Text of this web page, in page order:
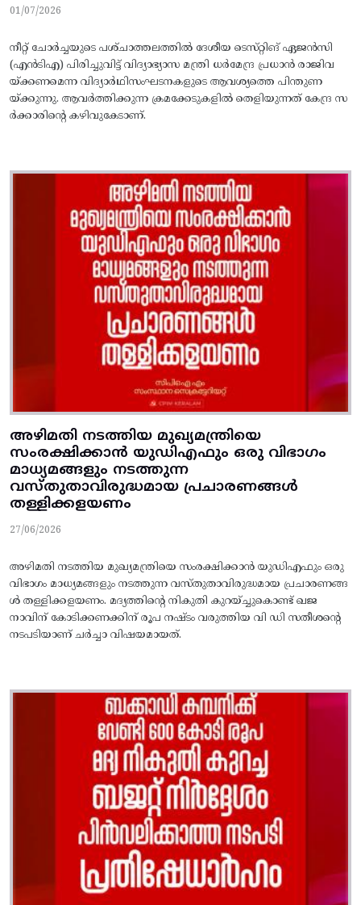
01/07/2026
നീറ്റ്‌ ചോർച്ചയുടെ പശ്‌ചാത്തലത്തിൽ ദേശീയ ടെസ്‌റ്റിങ്‌ ഏജൻസി
(എൻടിഎ) പിരിച്ചുവിട്ട്‌ വിദ്യാഭ്യാസ മന്ത്രി ധർമേന്ദ്ര പ്രധാൻ രാജിവ
യ്‌ക്കണമെന്ന വിദ്യാർഥിസംഘടനകളുടെ ആവശ്യത്തെ പിന്തുണ
യ്‌ക്കുന്നു. ആവർത്തിക്കുന്ന ക്രമക്കേടുകളിൽ തെളിയുന്നത് കേന്ദ്ര സ
ർക്കാരിന്റെ കഴിവുകേടാണ്‌.
അഴിമതി നടത്തിയ മുഖ്യമന്ത്രിയെ
സംരക്ഷിക്കാന്‍ യുഡിഎഫും ഒരു വിഭാഗം
മാധ്യമങ്ങളും നടത്തുന്ന
വസ്‌തുതാവിരുദ്ധമായ പ്രചാരണങ്ങള്‍
തള്ളിക്കളയണം
27/06/2026
അഴിമതി നടത്തിയ മുഖ്യമന്ത്രിയെ സംരക്ഷിക്കാന്‍ യുഡിഎഫും ഒരു
വിഭാഗം മാധ്യമങ്ങളും നടത്തുന്ന വസ്‌തുതാവിരുദ്ധമായ പ്രചാരണങ്ങ
ള്‍ തള്ളിക്കളയണം. മദ്യത്തിന്റെ നികുതി കുറയ്‌ച്ചുകൊണ്ട്‌ ഖജ
നാവിന്‌ കോടിക്കണക്കിന്‌ രൂപ നഷ്‌ടം വരുത്തിയ വി ഡി സതീശന്റെ
നടപടിയാണ്‌ ചര്‍ച്ചാ വിഷയമായത്‌.